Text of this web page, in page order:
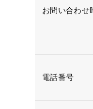
お問い合わせ
電話番号